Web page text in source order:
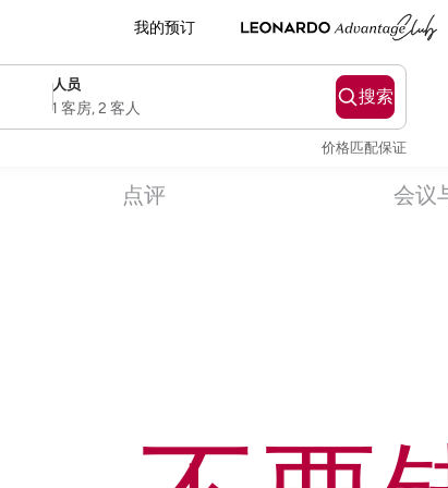
我的预订
人员
Username
1 客房, 2 客人
搜索
价格匹配保证
点评 会议